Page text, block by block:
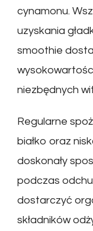
cynamonu.
uzyskania
smoothie
niezbędnych
Regularne
białko oraz
doskonały
podczas
dostarczyć
składników